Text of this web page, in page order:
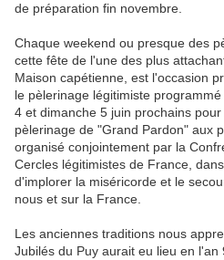
de préparation fin novembre.
Chaque weekend ou presque des
cette fête de l'une des plus
Maison capétienne, est l'occasion
le pèlerinage légitimiste
4 et dimanche 5 juin prochains
pèlerinage de "Grand Pardon" aux
organisé conjointement par la
Cercles légitimistes de France,
d'implorer la miséricorde et le
nous et sur la France.
Les anciennes traditions nous
Jubilés du Puy aurait eu lieu en